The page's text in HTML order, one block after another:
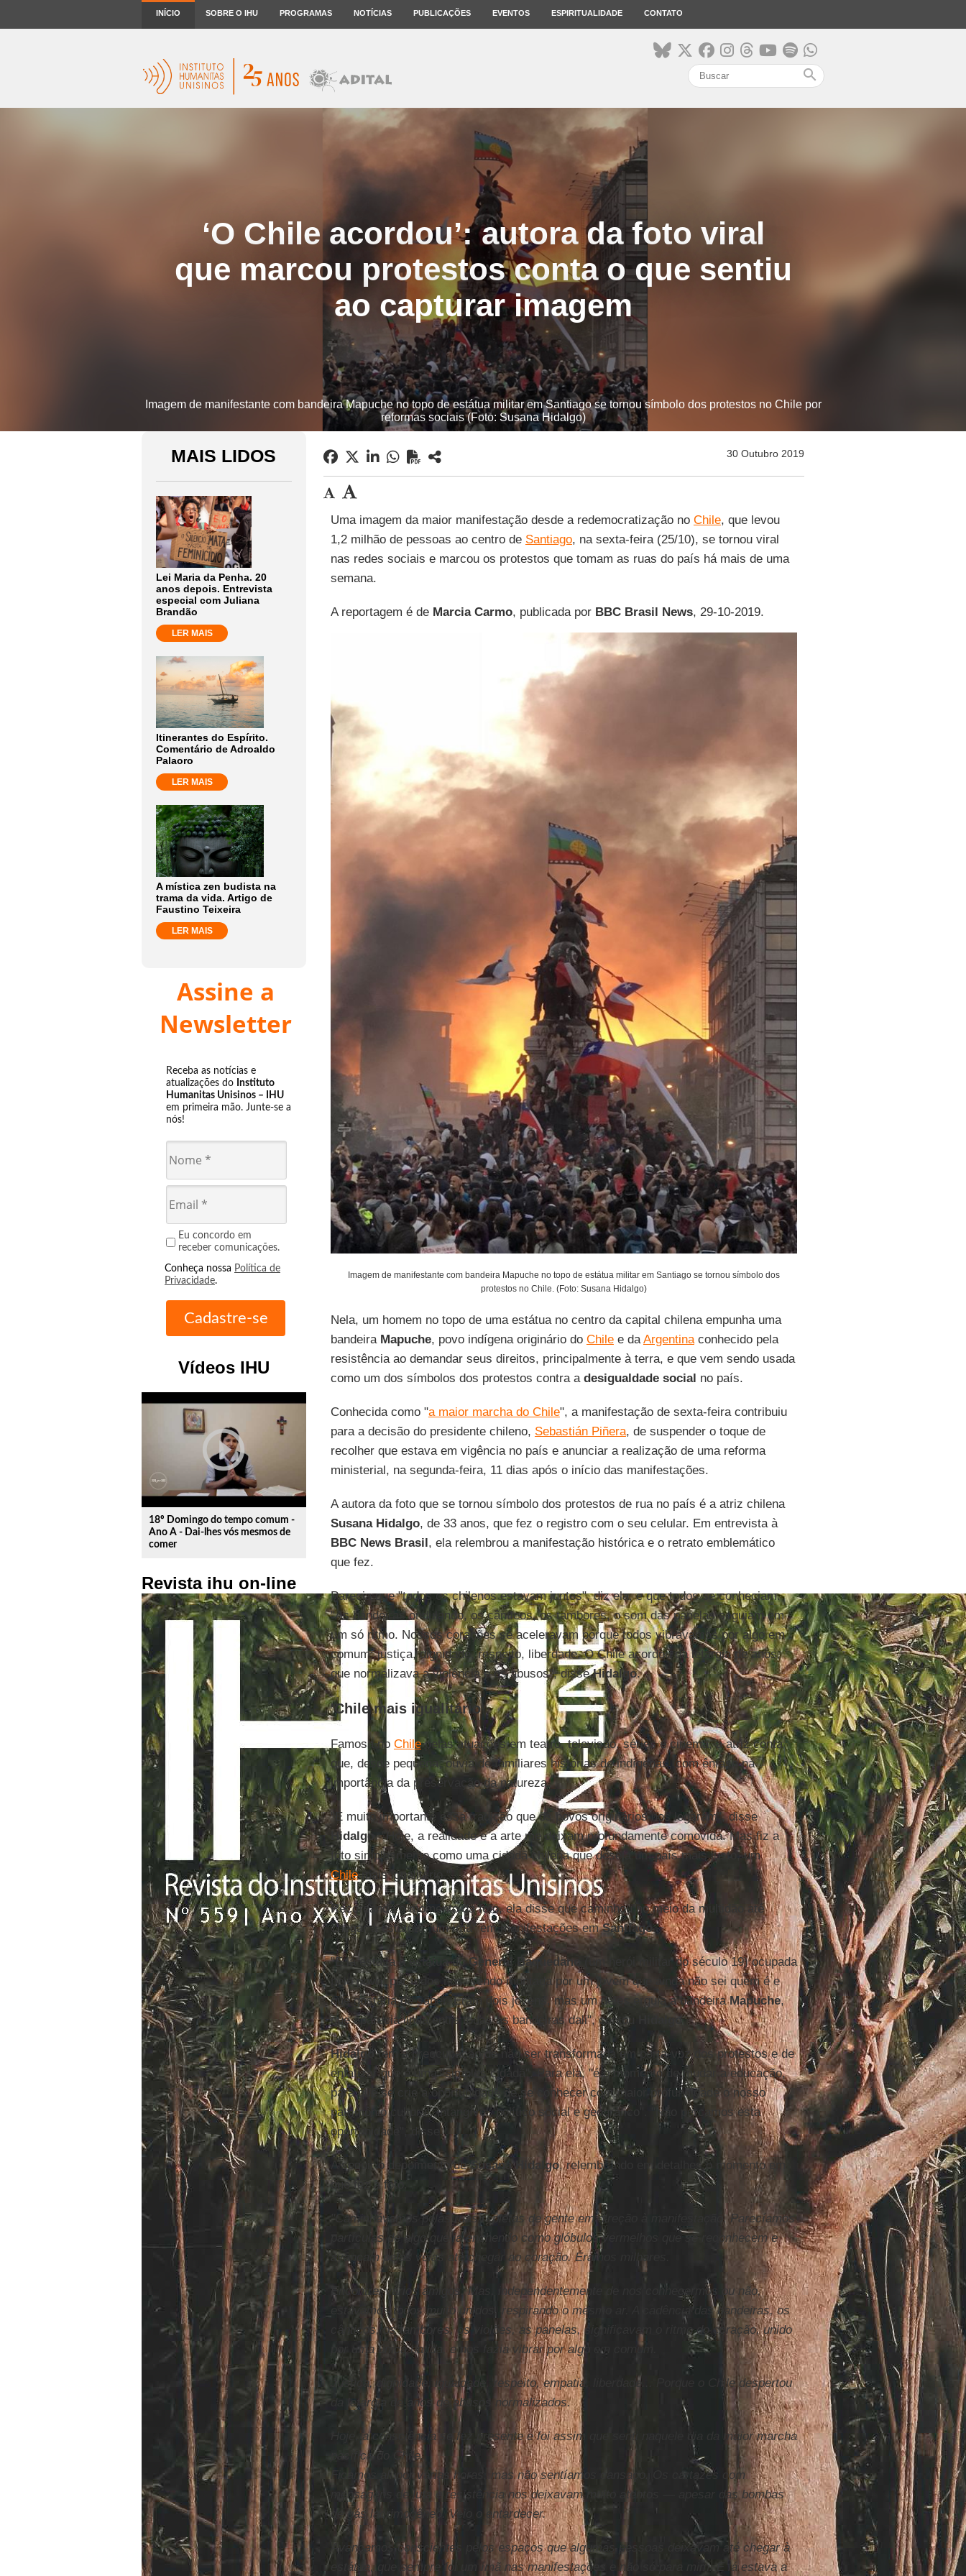
INÍCIO SOBRE O IHU PROGRAMAS NOTÍCIAS PUBLICAÇÕES EVENTOS ESPIRITUALIDADE CONTATO
search
‘O Chile acordou’: autora da foto viral
que marcou protestos conta o que sentiu
ao capturar imagem
Imagem de manifestante com bandeira Mapuche no topo de estátua militar em Santiago se tornou símbolo dos protestos no Chile por
reformas sociais (Foto: Susana Hidalgo)
MAIS LIDOS
Lei Maria da Penha. 20
anos depois. Entrevista
especial com Juliana
Brandão
LER MAIS
Itinerantes do Espírito.
Comentário de Adroaldo
Palaoro
LER MAIS
A mística zen budista na
trama da vida. Artigo de
Faustino Teixeira
LER MAIS
Assine a
Newsletter
Receba as notícias e
atualizações do Instituto
Humanitas Unisinos – IHU
em primeira mão. Junte-se a
nós!
Eu concordo em
receber comunicações.
Conheça nossa Política de
Privacidade.
Vídeos IHU
play_circle_outline
18º Domingo do tempo comum -
Ano A - Dai-lhes vós mesmos de
comer
Revista ihu on-line
30 Outubro 2019
Uma imagem da maior manifestação desde a redemocratização no Chile, que levou
1,2 milhão de pessoas ao centro de Santiago, na sexta-feira (25/10), se tornou viral
nas redes sociais e marcou os protestos que tomam as ruas do país há mais de uma
semana.
A reportagem é de Marcia Carmo, publicada por BBC Brasil News, 29-10-2019.
Imagem de manifestante com bandeira Mapuche no topo de estátua militar em Santiago se tornou símbolo dos
protestos no Chile. (Foto: Susana Hidalgo)
Nela, um homem no topo de uma estátua no centro da capital chilena empunha uma
bandeira Mapuche, povo indígena originário do Chilee daArgentinaconhecido pela
resistência ao demandar seus direitos, principalmente à terra, e que vem sendo usada
como um dos símbolos dos protestos contra a desigualdade social no país.
Conhecida como "a maior marcha do Chile", a manifestação de sexta-feira contribuiu
para a decisão do presidente chileno, Sebastián Piñera, de suspender o toque de
recolher que estava em vigência no país e anunciar a realização de uma reforma
ministerial, na segunda-feira, 11 dias após o início das manifestações.
A autora da foto que se tornou símbolo dos protestos de rua no país é a atriz chilena
Susana Hidalgo, de 33 anos, que fez o registro com o seu celular. Em entrevista à
BBC News Brasil , ela relembrou a manifestação histórica e o retrato emblemático
que fez.
Parecia que "todos os chilenos estavam juntos", diz ela, e que todos se conheciam.
"As bandeiras ondulando, os cânticos, os tambores, o som das panelas seguiam em
um só ritmo. Nossos corações se aceleravam porque todos vibrávamos por algo em
comum: justiça, dignidade, respeito, liberdade. O Chile acordou da letargia de anos,
que normalizava a violência e os abusos", disseHidalgo.
'Chile mais igualitário'
Famosa no Chilepelas atuações em teatro, televisão, séries e cinema, a atriz conta
que, desde pequena, ouvia de familiares histórias de indígenas, com ênfase na
importância da preservação da natureza.
"É muito importante essa tradição que os povos originários nos legaram", disse
Hidalgo . "Hoje, a realidade e a arte me deixam profundamente comovida. Mas fiz a
foto simplesmente como uma cidadã chilena que deseja um país mais justo, um
Chilemais igualitário."
Recordando o momento da foto, ela disse que caminhou no meio da multidão até
chegar à estátua, "um ímã" em manifestações emSantiago.
"E lá estava a estátua doGeneral Baquedano
(um herói militar do século 19) ocupada
pelo povo, por todos nós, sendo montada por um jovem que ainda não sei quem é e
que gostaria de saber. Eram dois jovens, mas um deles erguia a bandeiraMapuche,
que aparecia linda entre todas as bandeiras dali", contou
Hidalgo .
Hidalgotem a preocupação de não ser transformada em porta-voz dos protestos e de
enfatizar que é uma "simples cidadã". Para ela, "é o momento de mudar a educação,
para que se crie a oportunidade de se conhecer com maior profundidade o nosso
patrimônio cultural, intangível, político social e geográfico". "Não percamos esta
oportunidade", disse.
A seguir o depoimento deSusana Hidalgo, relembrando em detalhes o momento em
que fez a foto.
"Caminhávamos pelas ruas repletas de gente em direção à manifestação. Parecíamos
partículas de algo que ia enchendo como glóbulos vermelhos que se reconhecem e
avançam pelas veias até chegar ao coração. Éramos milhares.
Encontrei vários amigos. Mas, independentemente de nos conhecermos ou não,
estávamos todos muito unidos, respirando o mesmo ar. A cadência das bandeiras, os
cânticos, os tambores, os violões, as panelas, significavam o ritmo do coração, unido
por uma única batida, e nos fazia vibrar por algo em comum.
Justiça, dignidade, igualdade, respeito, empatia, liberdade... Porque o Chile despertou
da letargia de anos de abusos normalizados.
Hoje, a consciência se fez presente e foi assim que senti naquele dia da maior marcha
pacífica do Chile.
Ficamos ali por várias horas, mas não sentíamos cansaço. Os cartazes com
mensagens de luta e resistência nos deixavam muito atentos — apesar das bombas
de gás lacrimogêneo. Veio o entardecer.
Avançamos conscientes pelos espaços que algumas pessoas deixavam até chegar à
estátua, que sempre foi um ímã nas manifestações e não só para mim. E lá estava a